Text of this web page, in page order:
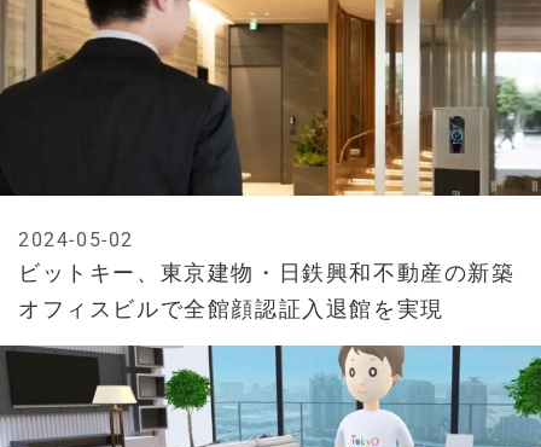
ビットキー、東京建物・日鉄興和不動産の新築
オフィスビルで全館顔認証入退館を実現
2024-05-02